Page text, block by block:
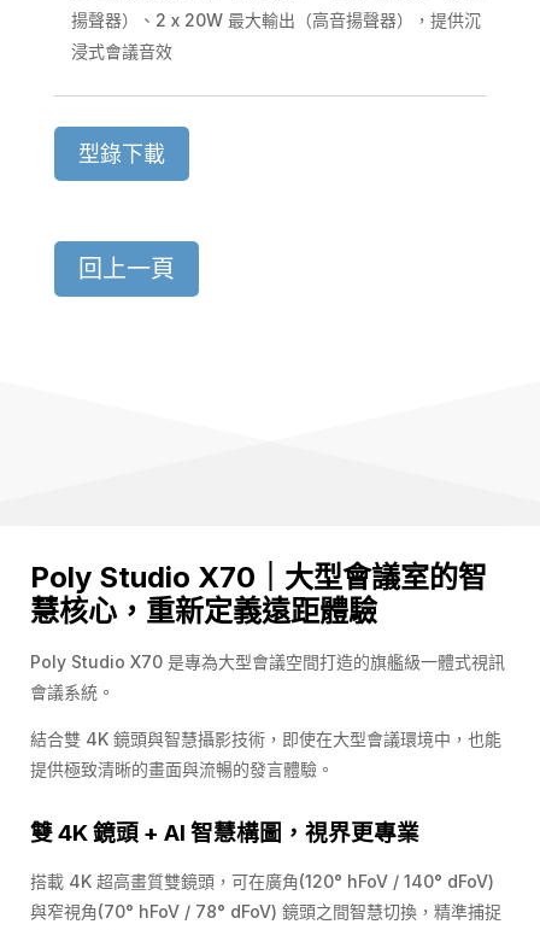
揚聲器）、2 x 20W 最大輸出（高音揚聲器），提供沉
浸式會議音效
型錄下載
回上一頁
Poly Studio X70｜大型會議室的智
慧核心，重新定義遠距體驗
Poly Studio X70 是專為大型會議空間打造的旗艦級一體式視訊
會議系統。
結合雙 4K 鏡頭與智慧攝影技術，即使在大型會議環境中，也能
提供極致清晰的畫面與流暢的發言體驗。
雙 4K 鏡頭 + AI 智慧構圖，視界更專業
搭載 4K 超高畫質雙鏡頭，可在廣角(120° hFoV / 140° dFoV)
與窄視角(70° hFoV / 78° dFoV) 鏡頭之間智慧切換，精準捕捉